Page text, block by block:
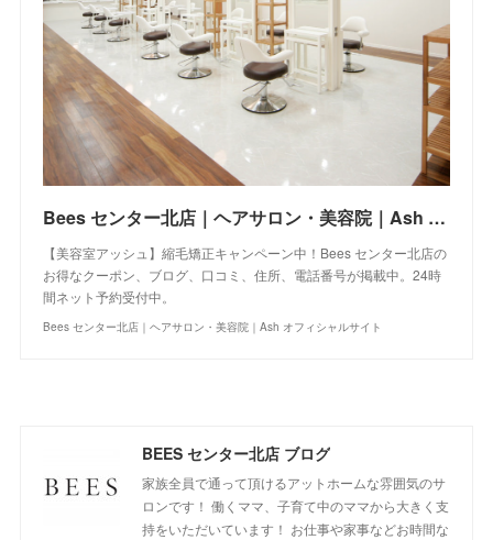
Bees センター北店｜ヘアサロン・美容院｜Ash オフィシャルサイト
【美容室アッシュ】縮毛矯正キャンペーン中！Bees センター北店の
お得なクーポン、ブログ、口コミ、住所、電話番号が掲載中。24時
間ネット予約受付中。
Bees センター北店｜ヘアサロン・美容院｜Ash オフィシャルサイト
BEES センター北店 ブログ
家族全員で通って頂けるアットホームな雰囲気のサ
ロンです！ 働くママ、子育て中のママから大きく支
持をいただいています！ お仕事や家事などお時間な